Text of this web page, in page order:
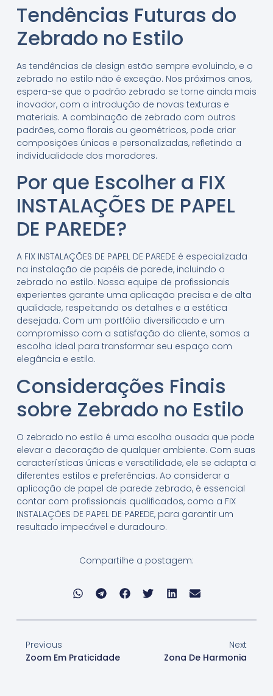
Tendências Futuras do
Zebrado no Estilo
As tendências de design estão sempre evoluindo, e o
zebrado no estilo não é exceção. Nos próximos anos,
espera-se que o padrão zebrado se torne ainda mais
inovador, com a introdução de novas texturas e
materiais. A combinação de zebrado com outros
padrões, como florais ou geométricos, pode criar
composições únicas e personalizadas, refletindo a
individualidade dos moradores.
Por que Escolher a FIX
INSTALAÇÕES DE PAPEL
DE PAREDE?
A FIX INSTALAÇÕES DE PAPEL DE PAREDE é especializada
na instalação de papéis de parede, incluindo o
zebrado no estilo. Nossa equipe de profissionais
experientes garante uma aplicação precisa e de alta
qualidade, respeitando os detalhes e a estética
desejada. Com um portfólio diversificado e um
compromisso com a satisfação do cliente, somos a
escolha ideal para transformar seu espaço com
elegância e estilo.
Considerações Finais
sobre Zebrado no Estilo
O zebrado no estilo é uma escolha ousada que pode
elevar a decoração de qualquer ambiente. Com suas
características únicas e versatilidade, ele se adapta a
diferentes estilos e preferências. Ao considerar a
aplicação de papel de parede zebrado, é essencial
contar com profissionais qualificados, como a FIX
INSTALAÇÕES DE PAPEL DE PAREDE, para garantir um
resultado impecável e duradouro.
Compartilhe a postagem:
Previous
Zoom Em Praticidade
Next
Zona De Harmonia